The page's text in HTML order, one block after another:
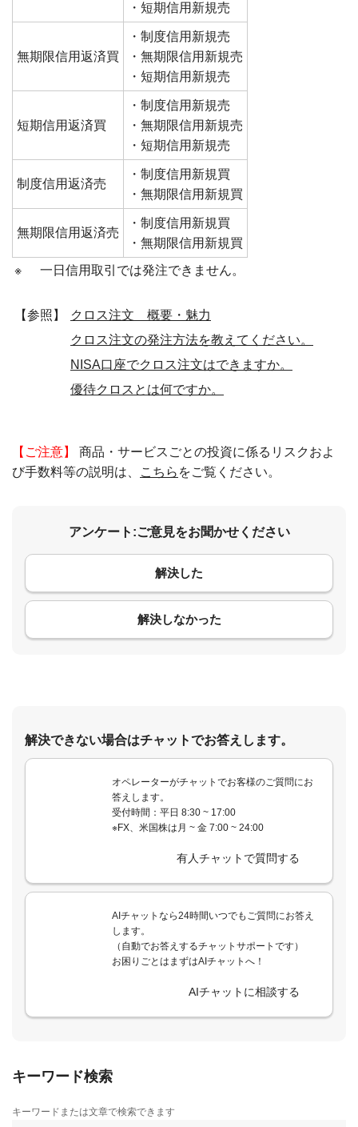
・短期信用新規売
無期限信用返済買
・制度信用新規売
・無期限信用新規売
・短期信用新規売
短期信用返済買
・制度信用新規売
・無期限信用新規売
・短期信用新規売
制度信用返済売
・制度信用新規買
・無期限信用新規買
無期限信用返済売
・制度信用新規買
・無期限信用新規買
※
一日信用取引では発注できません。
【参照】
クロス注文 概要・魅力
クロス注文の発注方法を教えてください。
NISA口座でクロス注文はできますか。
優待クロスとは何ですか。
【ご注意】
商品・サービスごとの投資に係るリスクおよ
び手数料等の説明は、
こちら をご覧ください。
アンケート:ご意見をお聞かせください
解決した
解決しなかった
コメント
解決できない場合はチャットでお答えします。
オペレーターがチャットでお客様のご質問にお
答えします。
受付時間：平日 8:30 ~ 17:00
※FX、米国株は月 ~ 金 7:00 ~ 24:00
有人チャットで質問する
AIチャットなら24時間いつでもご質問にお答え
します。
（自動でお答えするチャットサポートです）
お困りごとはまずはAIチャットへ！
AIチャットに相談する
キーワード検索
キーワードまたは文章で検索できます